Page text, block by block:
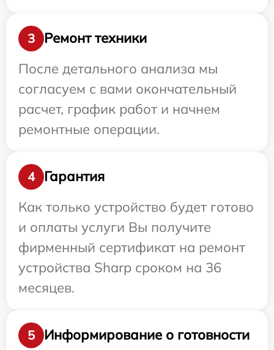
3
Ремонт техники
После детального анализа мы
согласуем с вами окончательный
расчет, график работ и начнем
ремонтные операции.
4
Гарантия
Как только устройство будет готово
и оплаты услуги Вы получите
фирменный сертификат на ремонт
устройства Sharp сроком на 36
месяцев.
5 Информирование о готовности